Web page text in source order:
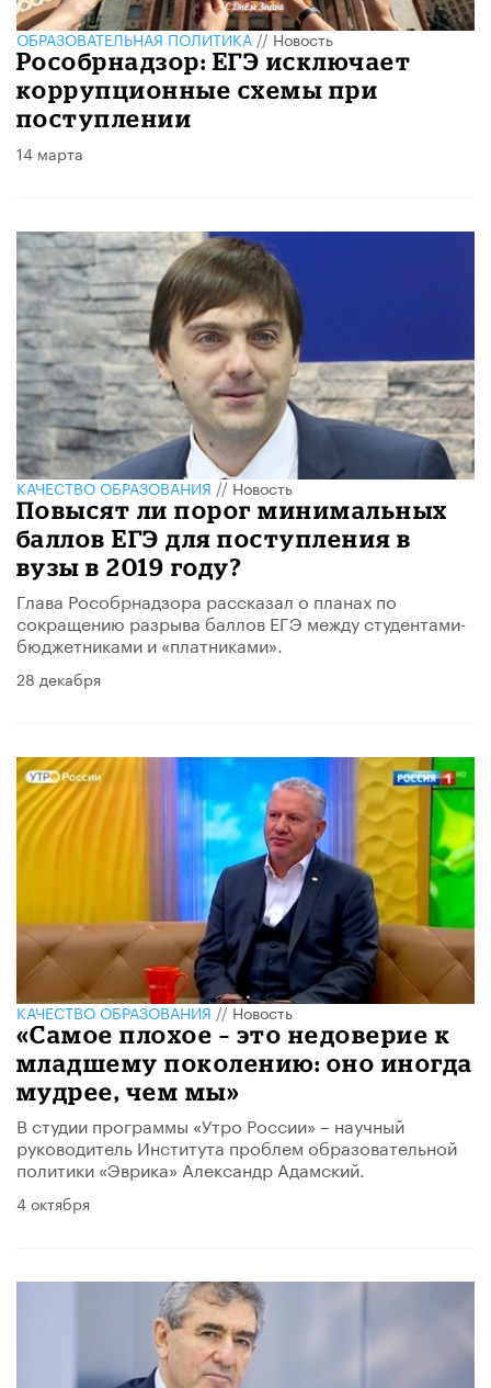
ОБРАЗОВАТЕЛЬНАЯ ПОЛИТИКА//Новость
Рособрнадзор: ЕГЭ исключает
коррупционные схемы при
поступлении
14 марта
КАЧЕСТВО ОБРАЗОВАНИЯ //Новость
Повысят ли порог минимальных
баллов ЕГЭ для поступления в
вузы в 2019 году?
Глава Рособрнадзора рассказал о планах по
сокращению разрыва баллов ЕГЭ между студентами-
бюджетниками и «платниками».
28 декабря
КАЧЕСТВО ОБРАЗОВАНИЯ//Новость
«Самое плохое – это недоверие к
младшему поколению: оно иногда
мудрее, чем мы»
В студии программы «Утро России» – научный
руководитель Института проблем образовательной
политики «Эврика» Александр Адамский.
4 октября